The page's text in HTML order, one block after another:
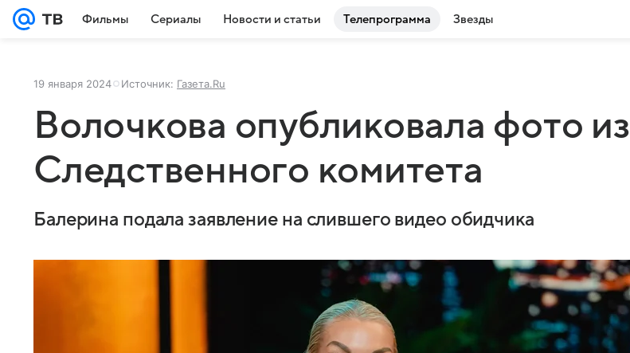
Фильмы Сериалы Новости и статьи Телепрограмма Звезды
19 января 2024 Источник: Газета.Ru
Волочкова опубликовала фото из
Следственного комитета
Балерина подала заявление на слившего видео обидчика